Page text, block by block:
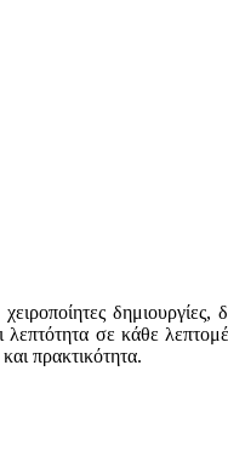
λεπτότητα σε κάθε
πρακτικότητα.